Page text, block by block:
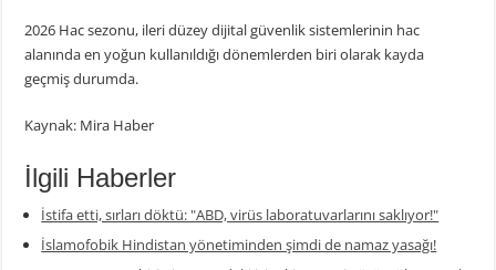
2026 Hac sezonu, ileri düzey dijital güvenlik sistemlerinin hac
alanında en yoğun kullanıldığı dönemlerden biri olarak kayda
geçmiş durumda.
Kaynak: Mira Haber
İlgili Haberler
İstifa etti, sırları döktü: "ABD, virüs laboratuvarlarını saklıyor!"
İslamofobik Hindistan yönetiminden şimdi de namaz yasağı!